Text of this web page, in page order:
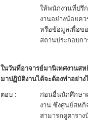
ให้พนักงานที่ปรึ
งานอย่างน้อยค
หรือข้อมูลเพื่อข
สถานประกอบก
ในวันที่อาจารย์มานิเทศงานส
มาปฏิบัติงานได้จะต้องทำอย่าง
ตอบ :
ก่อนอื่นนักศึกษา
งาน ซึ่งศูนย์สหกิ
สามารถดูตารา